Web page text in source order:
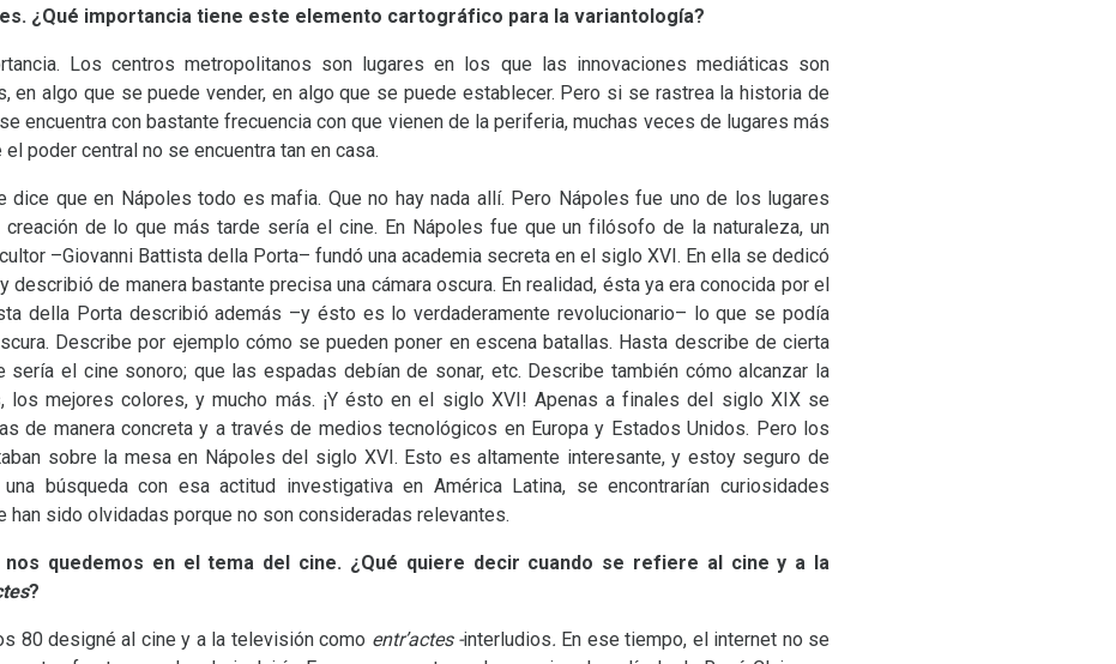
¿Qué importancia tiene este elemento cartográfico para la variantología?
Los centros metropolitanos son lugares en los que las innovaciones mediáticas son
en algo que se puede vender, en algo que se puede establecer. Pero si se rastrea la historia de
encuentra con bastante frecuencia con que vienen de la periferia, muchas veces de lugares más
poder central no se encuentra tan en casa.
dice que en Nápoles todo es mafia. Que no hay nada allí. Pero Nápoles fue uno de los lugares
de lo que más tarde sería el cine. En Nápoles fue que un filósofo de la naturaleza, un
–Giovanni Battista della Porta– fundó una academia secreta en el siglo XVI. En ella se dedicó
describió de manera bastante precisa una cámara oscura. En realidad, ésta ya era conocida por el
della Porta describió además –y ésto es lo verdaderamente revolucionario– lo que se podía
Describe por ejemplo cómo se pueden poner en escena batallas. Hasta describe de cierta
sería el cine sonoro; que las espadas debían de sonar, etc. Describe también cómo alcanzar la
los mejores colores, y mucho más. ¡Y ésto en el siglo XVI! Apenas a finales del siglo XIXse
de manera concreta y a través de medios tecnológicos en Europa y Estados Unidos. Pero los
sobre la mesa en Nápoles del siglo XVI. Esto es altamente interesante, y estoy seguro de
búsqueda con esa actitud investigativa en América Latina, se encontrarían curiosidades
han sido olvidadas porque no son consideradas relevantes.
nos quedemos en el tema del cine. ¿Qué quiere decir cuando se refiere al cine y a la
?
80 designé al cine y a la televisión como entr’actes -interludios. En ese tiempo, el internet no se